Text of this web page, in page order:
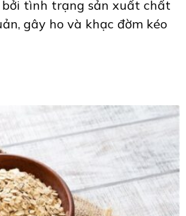
tình trạng sản xuất chất
gây ho và khạc đờm kéo